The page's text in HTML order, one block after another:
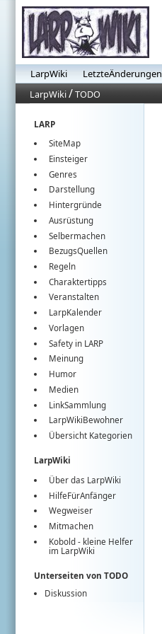
LarpWiki LetzteÄnderungen
LarpWiki/TODO
LARP
SiteMap
Einsteiger
Genres
Darstellung
Hintergründe
Ausrüstung
Selbermachen
BezugsQuellen
Regeln
Charaktertipps
Veranstalten
LarpKalender
Vorlagen
Safety in LARP
Meinung
Humor
Medien
LinkSammlung
LarpWikiBewohner
Übersicht Kategorien
LarpWiki
Über das LarpWiki
HilfeFürAnfänger
Wegweiser
Mitmachen
Kobold - kleine Helfer
im LarpWiki
Unterseiten von TODO
Diskussion